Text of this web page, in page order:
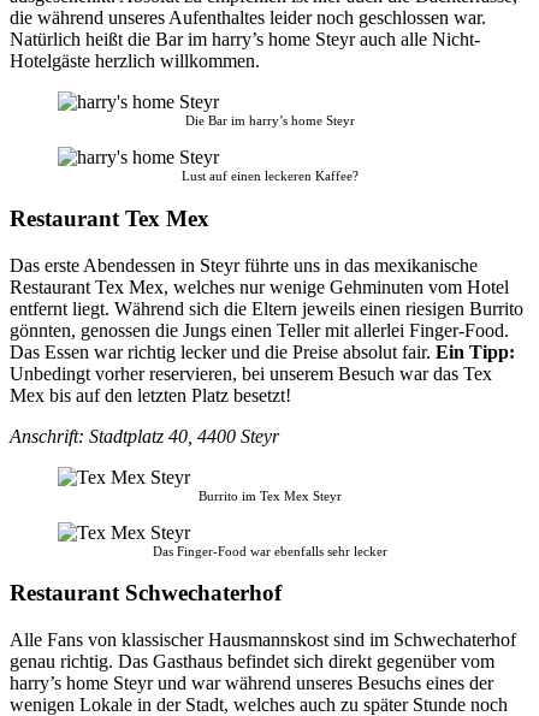
die während unseres Aufenthaltes leider noch geschlossen war.
Natürlich heißt die Bar im harry’s home Steyr auch alle Nicht-
Hotelgäste herzlich willkommen.
Die Bar im harry’s home Steyr
Lust auf einen leckeren Kaffee?
Restaurant Tex Mex
Das erste Abendessen in Steyr führte uns in das mexikanische
Restaurant Tex Mex, welches nur wenige Gehminuten vom Hotel
entfernt liegt. Während sich die Eltern jeweils einen riesigen Burrito
gönnten, genossen die Jungs einen Teller mit allerlei Finger-Food.
Das Essen war richtig lecker und die Preise absolut fair. Ein Tipp:
Unbedingt vorher reservieren, bei unserem Besuch war das Tex
Mex bis auf den letzten Platz besetzt!
Anschrift: Stadtplatz 40, 4400 Steyr
Burrito im Tex Mex Steyr
Das Finger-Food war ebenfalls sehr lecker
Restaurant Schwechaterhof
Alle Fans von klassischer Hausmannskost sind im Schwechaterhof
genau richtig. Das Gasthaus befindet sich direkt gegenüber vom
harry’s home Steyr und war während unseres Besuchs eines der
wenigen Lokale in der Stadt, welches auch zu später Stunde noch